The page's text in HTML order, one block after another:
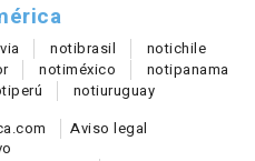
notibrasil notichile
notiméxico notipanama
perú notiuruguay
Aviso legal